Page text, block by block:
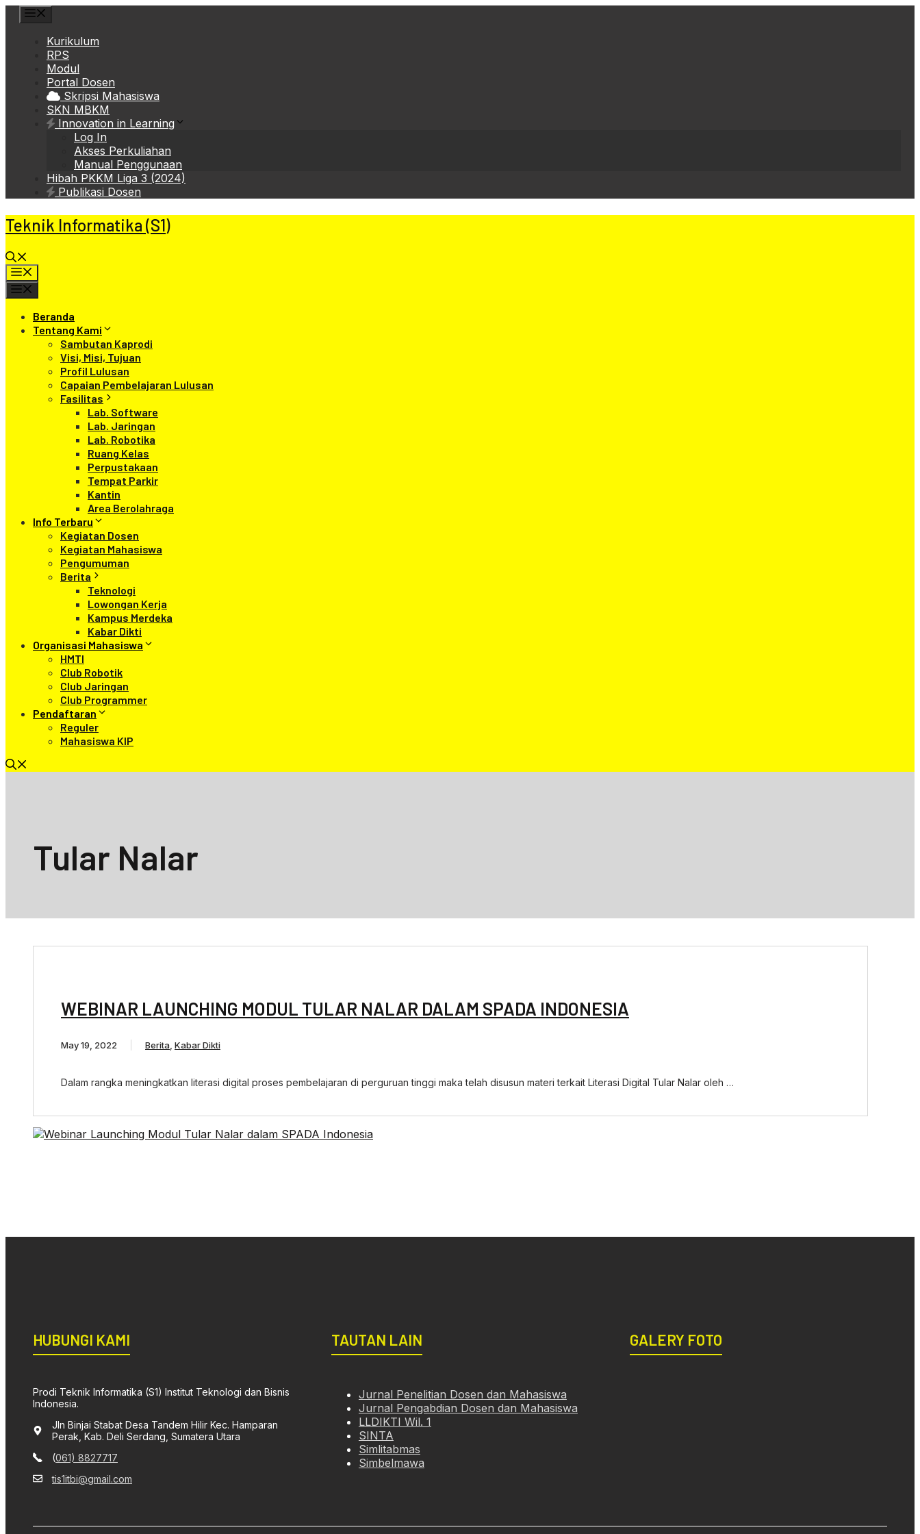
Skip
Kurikulum
RPS
Modul
Portal Dosen
Skripsi Mahasiswa
SKN MBKM
Innovation in Learning
Log In
Akses Perkuliahan
Manual Penggunaan
Hibah PKKM Liga 3 (2024)
Publikasi Dosen
Teknik Informatika (S1)
Beranda
Tentang Kami
Sambutan Kaprodi
Visi, Misi, Tujuan
Profil Lulusan
Capaian Pembelajaran Lulusan
Fasilitas
Lab. Software
Lab. Jaringan
Lab. Robotika
Ruang Kelas
Perpustakaan
Tempat Parkir
Kantin
Area Berolahraga
Info Terbaru
Kegiatan Dosen
Kegiatan Mahasiswa
Pengumuman
Berita
Teknologi
Lowongan Kerja
Kampus Merdeka
Kabar Dikti
Organisasi Mahasiswa
HMTI
Club Robotik
Club Jaringan
Club Programmer
Pendaftaran
Reguler
Mahasiswa KIP
Tular Nalar
WEBINAR LAUNCHING MODUL TULAR NALAR DALAM SPADA INDONESIA
May 19, 2022 Berita Kabar Dikti
Dalam rangka meningkatkan literasi digital proses pembelajaran di perguruan tinggi maka telah disusun materi terkait Literasi Digital Tular Nalar oleh …
HUBUNGI KAMI
Prodi Teknik Informatika (S1) Institut Teknologi dan Bisnis
Indonesia.
Jln Binjai Stabat Desa Tandem Hilir Kec. Hamparan
Perak, Kab. Deli Serdang, Sumatera Utara
(061) 8827717
tis1itbi@gmail.com
TAUTAN LAIN
Jurnal Penelitian Dosen dan Mahasiswa
Jurnal Pengabdian Dosen dan Mahasiswa
LLDIKTI Wil. 1
SINTA
Simlitabmas
Simbelmawa
GALERY FOTO